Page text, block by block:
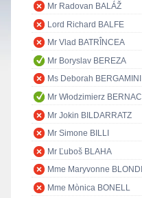
Mr Radovan BALÁŽ
Lord Richard BALFE
Mr Vlad BATRÎNCEA
Mr Boryslav BEREZA
Ms Deborah BERGAMINI
Mr Włodzimierz
Mr Jokin BILDARRATZ
Mr Simone BILLI
Mr Ľuboš BLAHA
Mme Maryvonne
Mme Mònica BONELL